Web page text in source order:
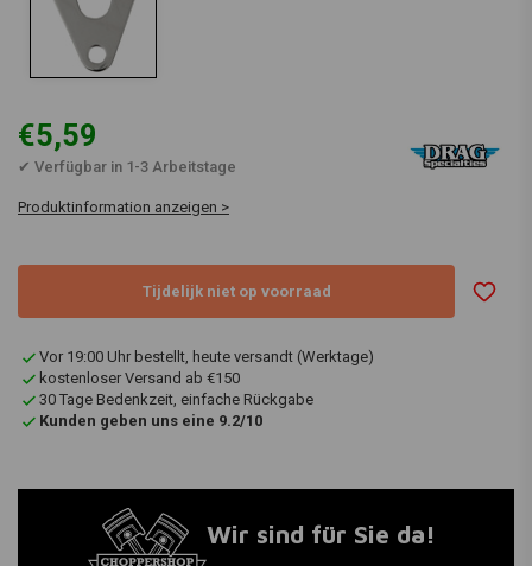
€5,59
✔ Verfügbar in 1-3 Arbeitstage
Produktinformation anzeigen >
Tijdelijk niet op voorraad
Vor 19:00 Uhr bestellt, heute versandt (Werktage)
kostenloser Versand ab €150
30 Tage Bedenkzeit, einfache Rückgabe
Kunden geben uns eine 9.2/10
Wir sind für Sie da!